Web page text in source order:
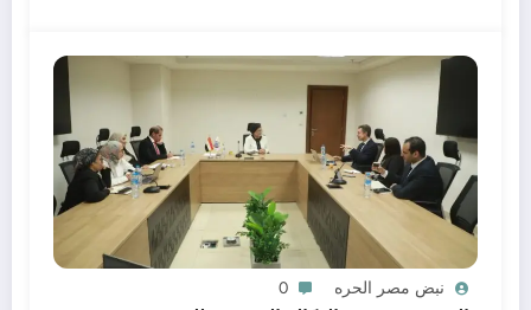
نبض مصر الحره 0